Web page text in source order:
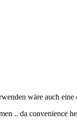
wäre auch
.. da convenience